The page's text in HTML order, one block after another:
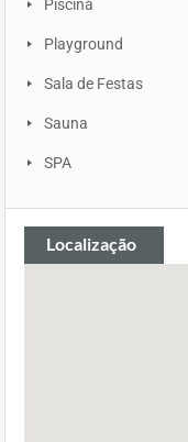
Piscina
Playground
Sala de Festas
Sauna
SPA
Localização